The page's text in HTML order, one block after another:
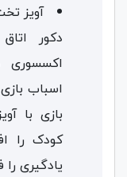
آویز
دکور
اسباب
بازی با
کودک را
یادگیری